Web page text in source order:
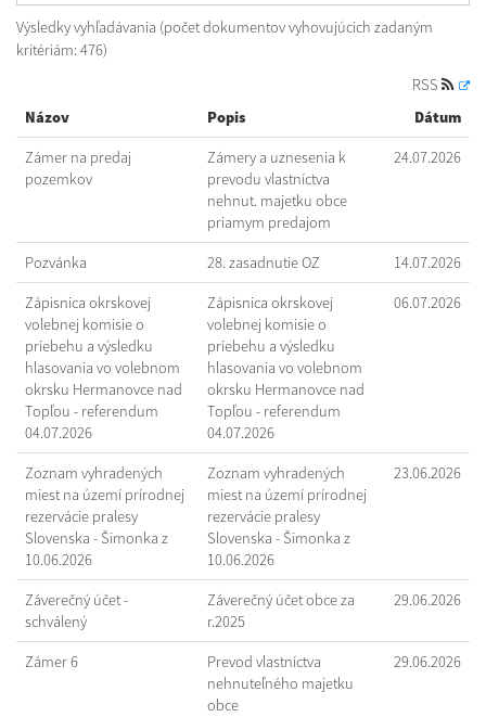
Výsledky vyhľadávania (počet dokumentov vyhovujúcich zadaným
kritériám: 476)
RSS
Názov
Popis Dátum
Zámer na predaj
pozemkov
Zámery a uznesenia k
prevodu vlastníctva
nehnut. majetku obce
priamym predajom
24.07.2026
Pozvánka 28. zasadnutie OZ 14.07.2026
Zápisnica okrskovej
volebnej komisie o
priebehu a výsledku
hlasovania vo volebnom
okrsku Hermanovce nad
Topľou - referendum
04.07.2026
Zápisnica okrskovej
volebnej komisie o
priebehu a výsledku
hlasovania vo volebnom
okrsku Hermanovce nad
Topľou - referendum
04.07.2026
06.07.2026
Zoznam vyhradených
miest na území prírodnej
rezervácie pralesy
Slovenska - Šimonka z
10.06.2026
Zoznam vyhradených
miest na území prírodnej
rezervácie pralesy
Slovenska - Šimonka z
10.06.2026
23.06.2026
Záverečný účet -
schválený
Záverečný účet obce za
r.2025
29.06.2026
Zámer 6
Prevod vlastníctva
nehnuteľného majetku
obce
29.06.2026